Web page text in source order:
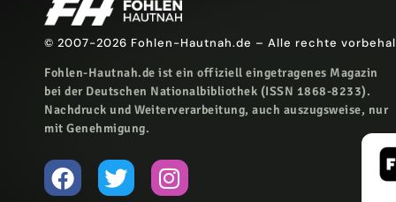
© 2007-2026 Fohlen-Hautnah.de – Alle rechte
Fohlen-Hautnah.de ist ein offiziell eingetragenes Magazin
bei der Deutschen Nationalbibliothek (ISSN 1868-8233).
Nachdruck und Weiterverarbeitung, auch auszugsweise, nur
mit Genehmigung.